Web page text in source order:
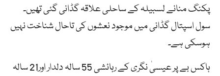
پکنگ منانے لسبیلہ کے ساحلی علاقہ گڈانی گئی تھیں۔
سول اسپتال گڈانی میں موجود نعشوں کی تاحال شناخت نہیں
ہوسکی ہے۔
ہاکس بے پر عیسیٰ نگری کے رہائشی 55 سالہ دلدار اور21 سالہ